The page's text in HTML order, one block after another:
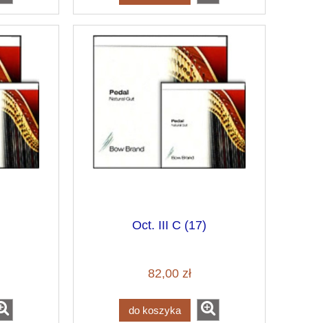
Oct. III C (17)
82,00 zł
do koszyka